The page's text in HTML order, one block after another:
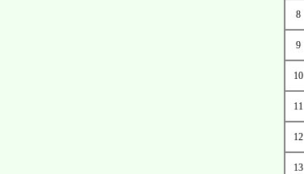
8
9
10
11
12
13